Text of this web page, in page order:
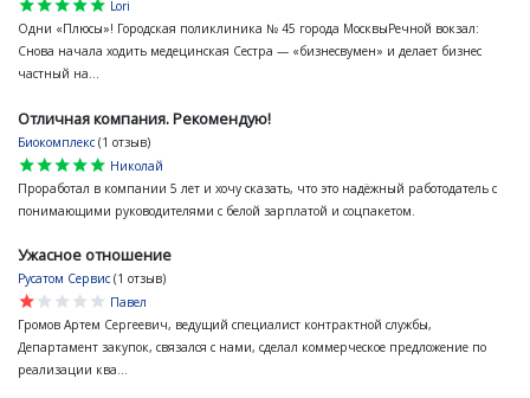
star
star
star
star
star
Lori
Одни «Плюсы»! Городская поликлиника № 45 города МосквыРечной вокзал:
Снова начала ходить медецинская Сестра — «бизнесвумен» и делает бизнес
частный на...
Отличная компания. Рекомендую!
Биокомплекс (1 отзыв)
star
star
star
star
star
Николай
Проработал в компании 5 лет и хочу сказать, что это надёжный работодатель с
понимающими руководителями с белой зарплатой и соцпакетом.
Ужасное отношение
Русатом Сервис (1 отзыв)
star
star
star
star
star
Павел
Громов Артем Сергеевич, ведущий специалист контрактной службы,
Департамент закупок, связался с нами, сделал коммерческое предложение по
реализации ква...